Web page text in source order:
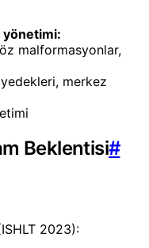
yönetimi:
malformasyonlar,
merkez
Beklentisi#
2023):